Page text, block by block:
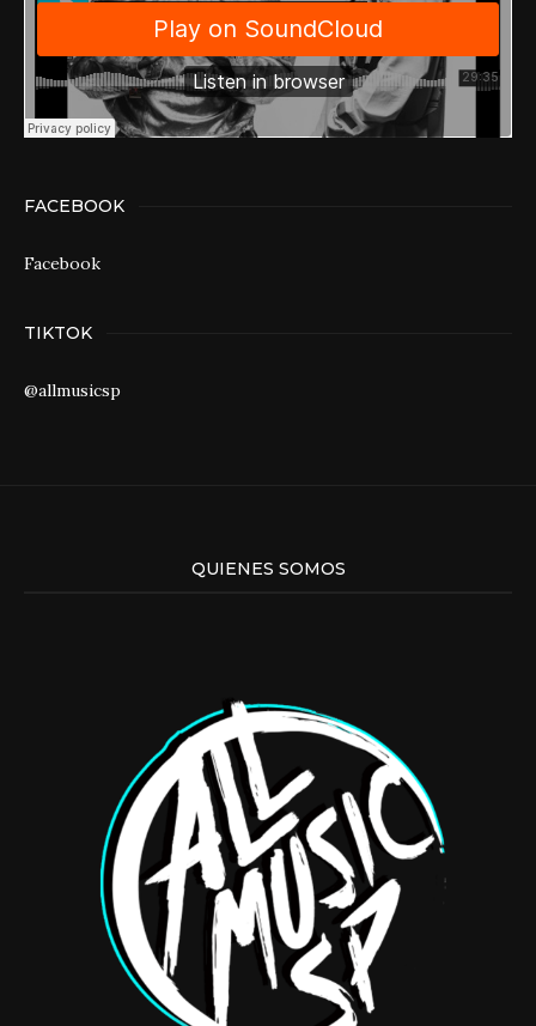
FACEBOOK
Facebook
TIKTOK
@allmusicsp
QUIENES SOMOS